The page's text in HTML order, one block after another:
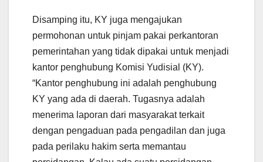
Disamping itu, KY juga mengajukan
permohonan untuk pinjam pakai perkantoran
pemerintahan yang tidak dipakai untuk menjadi
kantor penghubung Komisi Yudisial (KY).
“Kantor penghubung ini adalah penghubung
KY yang ada di daerah. Tugasnya adalah
menerima laporan dari masyarakat terkait
dengan pengaduan pada pengadilan dan juga
pada perilaku hakim serta memantau